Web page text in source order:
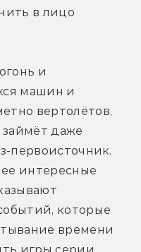
в лицо
и
машин и
вертолётов,
займёт даже
первоисточник.
интересные
которые
времени
игры серии